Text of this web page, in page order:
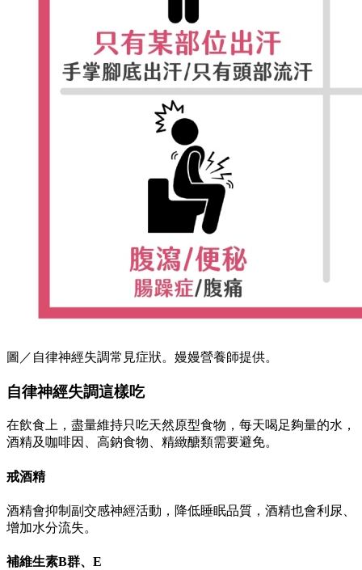
圖／自律神經失調常見症狀。嫚嫚營養師提供。
自律神經失調這樣吃
在飲食上，盡量維持只吃天然原型食物，每天喝足夠量的水，
酒精及咖啡因、高鈉食物、精緻醣類需要避免。
戒酒精
酒精會抑制副交感神經活動，降低睡眠品質，酒精也會利尿、
增加水分流失。
補維生素B群、E